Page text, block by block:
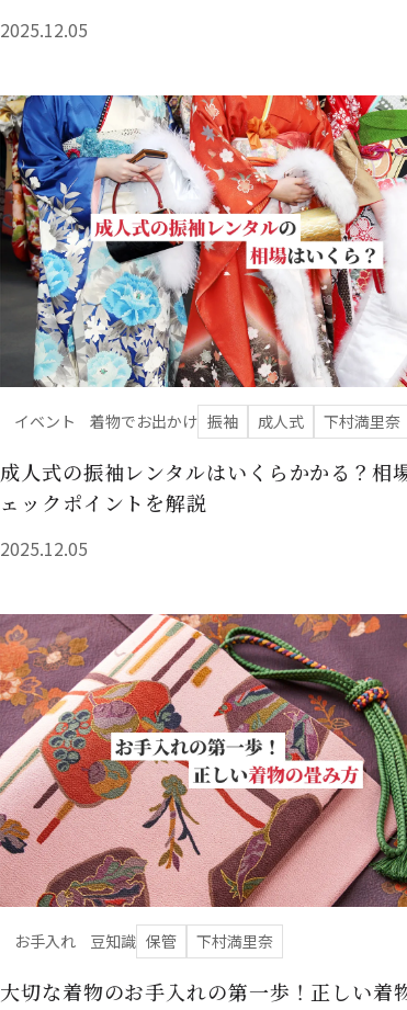
2025.12.05
イベント 着物でお出かけ 振袖 成人式 下村満里奈
成人式の振袖レンタルはいくらかかる？相
ェックポイントを解説
2025.12.05
お手入れ 豆知識 保管 下村満里奈
大切な着物のお手入れの第一歩！正しい着